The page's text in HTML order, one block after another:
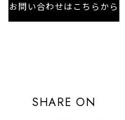
お問い合わせはこちらから
SHARE ON